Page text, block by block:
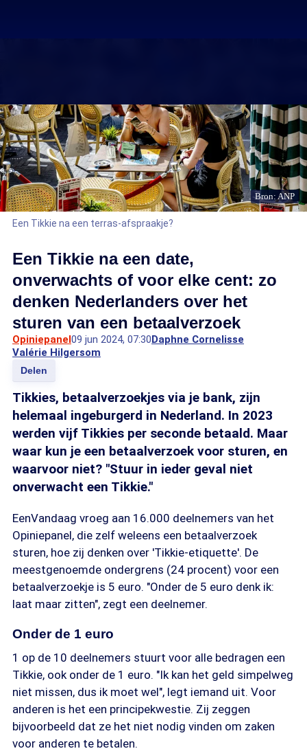
Bron: ANP
Een Tikkie na een terras-afspraakje?
Een Tikkie na een date,
onverwachts of voor elke cent: zo
denken Nederlanders over het
sturen van een betaalverzoek
Opiniepanel09 jun 2024, 07:30Daphne Cornelisse
Valérie Hilgersom
Delen
Tikkies, betaalverzoekjes via je bank, zijn
helemaal ingeburgerd in Nederland. In 2023
werden vijf Tikkies per seconde betaald. Maar
waar kun je een betaalverzoek voor sturen, en
waarvoor niet? "Stuur in ieder geval niet
onverwacht een Tikkie."
EenVandaag vroeg aan 16.000 deelnemers van het
Opiniepanel, die zelf weleens een betaalverzoek
sturen, hoe zij denken over 'Tikkie-etiquette'. De
meestgenoemde ondergrens (24 procent) voor een
betaalverzoekje is 5 euro. "Onder de 5 euro denk ik:
laat maar zitten", zegt een deelnemer.
Onder de 1 euro
1 op de 10 deelnemers stuurt voor alle bedragen een
Tikkie, ook onder de 1 euro. "Ik kan het geld simpelweg
niet missen, dus ik moet wel", legt iemand uit. Voor
anderen is het een principekwestie. Zij zeggen
bijvoorbeeld dat ze het niet nodig vinden om zaken
voor anderen te betalen.